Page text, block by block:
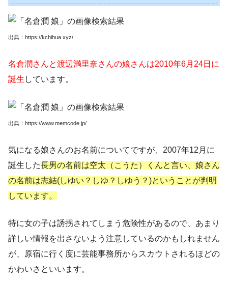
出典：https://kchihua.xyz/
名倉潤さんと渡辺満里奈さんの娘さんは2010年6月24日に
誕生 しています。
出典：https://www.memcode.jp/
気になる娘さんのお名前についてですが、2007年12月に
誕生した長男の名前は空太（こうた）くんと言い、娘さん
の名前は志結(しゆい？しゆ？しゆう？)ということが判明
しています。
特に女の子は誘拐されてしまう危険性があるので、あまり
詳しい情報を出さないよう注意しているのかもしれません
が、原宿に行く度に芸能事務所からスカウトされるほどの
かわいさといいます。